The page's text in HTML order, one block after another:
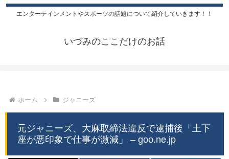
エンターテインメントやスポーツの話題について紹介していきます！！
いづみのここだけのお話
ホーム ジャニーズ
元ジャニーズ、大麻取締法違反で逮捕後「土下
座が悪印象で仕事が激減」 – goo.ne.jp